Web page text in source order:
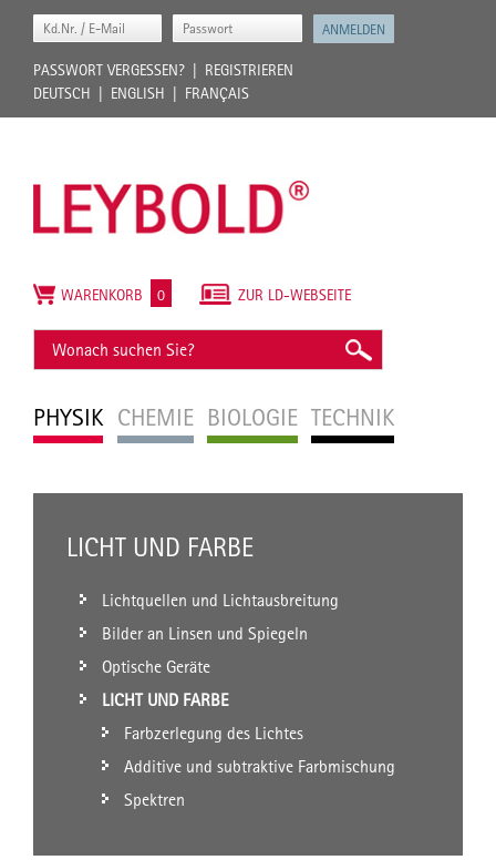
PASSWORT VERGESSEN?
REGISTRIEREN
DEUTSCH
ENGLISH FRANÇAIS
PHYSIK CHEMIE BIOLOGIE TECHNIK
ZUR LD-WEBSEITE
WARENKORB 0
LICHT UND FARBE
Lichtquellen und Lichtausbreitung
Bilder an Linsen und Spiegeln
Optische Geräte
LICHT UND FARBE
Farbzerlegung des Lichtes
Additive und subtraktive Farbmischung
Spektren